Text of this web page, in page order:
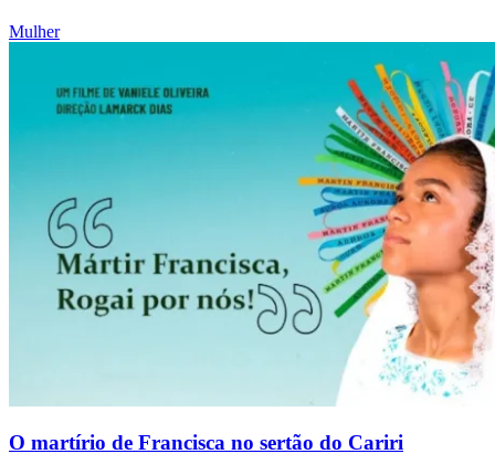
Mulher
O martírio de Francisca no sertão do Cariri